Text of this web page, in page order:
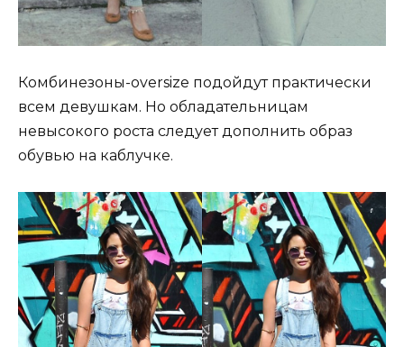
Комбинезоны-oversize подойдут практически
всем девушкам. Но обладательницам
невысокого роста следует дополнить образ
обувью на каблучке.